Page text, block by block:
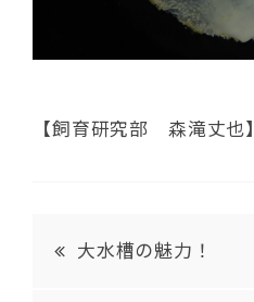
【飼育研究部 森滝丈也】
大水槽の魅力！